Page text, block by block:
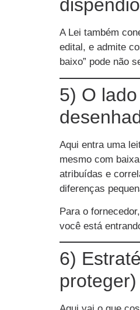
A Lei também
edital, e admite
baixo” pode não
5) O
Aqui entra uma
mesmo com
atribuídas e
diferenças
Para o
você está
6)
proteger)